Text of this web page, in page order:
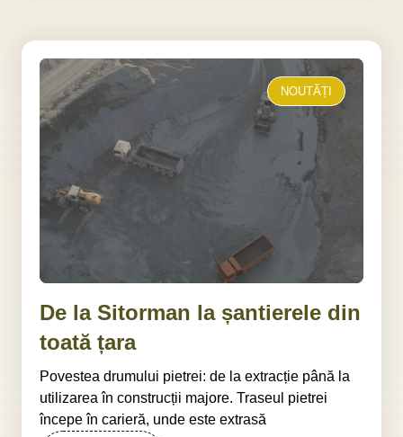
NOUTĂȚI
De la Sitorman la șantierele din
toată țara
Povestea drumului pietrei: de la extracție până la
utilizarea în construcții majore. Traseul pietrei
începe în carieră, unde este extrasă